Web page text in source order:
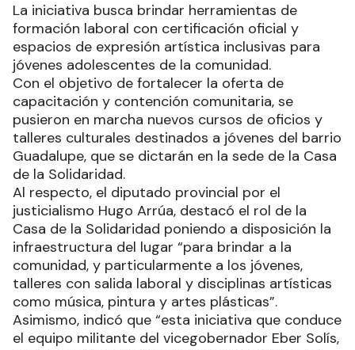
La iniciativa busca brindar herramientas de
formación laboral con certificación oficial y
espacios de expresión artística inclusivas para
jóvenes adolescentes de la comunidad.
Con el objetivo de fortalecer la oferta de
capacitación y contención comunitaria, se
pusieron en marcha nuevos cursos de oficios y
talleres culturales destinados a jóvenes del barrio
Guadalupe, que se dictarán en la sede de la Casa
de la Solidaridad.
Al respecto, el diputado provincial por el
justicialismo Hugo Arrúa, destacó el rol de la
Casa de la Solidaridad poniendo a disposición la
infraestructura del lugar “para brindar a la
comunidad, y particularmente a los jóvenes,
talleres con salida laboral y disciplinas artísticas
como música, pintura y artes plásticas”.
Asimismo, indicó que “esta iniciativa que conduce
el equipo militante del vicegobernador Eber Solís,